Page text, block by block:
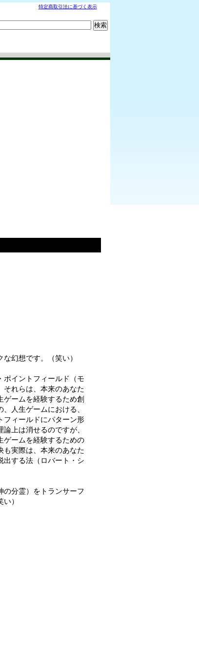
特定商取引法に基づく表示
幻想です。（笑い）
ポイントフィールド（モ
それらは、本来のあなた
ゲームを経験するため創
人生ゲームにおける、
フィールドにパターン形
上は消せるのですが、
ゲームを経験するための
も実際は、本来のあなた
出する法（ロバート・シ
の分霊）をトランサーフ
）